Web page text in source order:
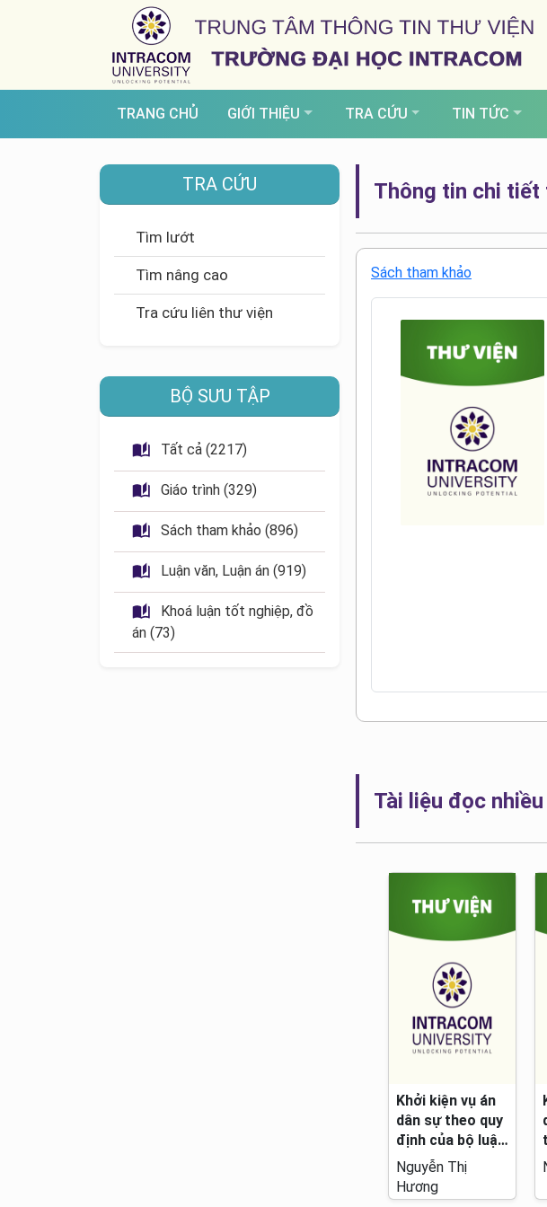
TRANG CHỦ GIỚI THIỆU TRA CỨU TIN TỨC
TRA CỨU
Tìm lướt
Tìm nâng cao
Tra cứu liên thư viện
BỘ SƯU TẬP
Tất cả (2217)
Giáo trình (329)
Sách tham khảo (896)
Luận văn, Luận án (919)
Khoá luận tốt nghiệp, đồ
án (73)
Thông tin chi tiết
Sách tham khảo
Tài liệu đọc nhiều
Khởi kiện vụ án
dân sự theo quy
định của bộ luật
tố tụng dân sự
năm 2004 :
Nguyễn Thị
Hương